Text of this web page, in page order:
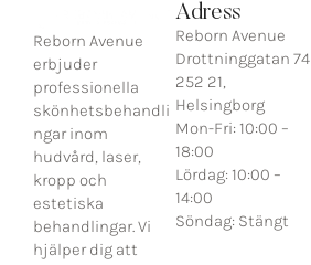
Reborn Avenue
erbjuder
professionella
skönhetsbehandli
ngar inom
hudvård, laser,
kropp och
estetiska
behandlingar. Vi
hjälper dig att
Adress
Reborn Avenue
Drottninggatan 74
252 21,
Helsingborg​
Mon-Fri: 10:00 –
18:00
Lördag: 10:00 –
14:00
Söndag: Stängt